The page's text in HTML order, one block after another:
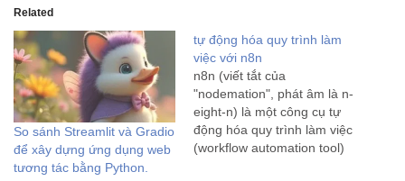
Related
So sánh Streamlit và Gradio
để xây dựng ứng dụng web
tương tác bằng Python.
tự động hóa quy trình làm
việc với n8n
n8n (viết tắt của
"nodemation", phát âm là n-
eight-n) là một công cụ tự
động hóa quy trình làm việc
(workflow automation tool)